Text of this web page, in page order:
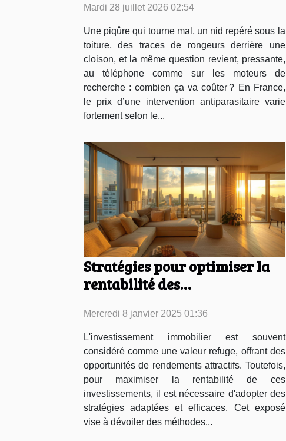
rencontré ?
Mardi 28 juillet 2026 02:54
Une piqûre qui tourne mal, un nid repéré sous la
toiture, des traces de rongeurs derrière une
cloison, et la même question revient, pressante,
au téléphone comme sur les moteurs de
recherche : combien ça va coûter ? En France,
le prix d’une intervention antiparasitaire varie
fortement selon le...
Stratégies pour optimiser la
rentabilité des
Mercredi 8 janvier 2025 01:36
L'investissement immobilier est souvent
considéré comme une valeur refuge, offrant des
opportunités de rendements attractifs. Toutefois,
pour maximiser la rentabilité de ces
investissements, il est nécessaire d'adopter des
stratégies adaptées et efficaces. Cet exposé
vise à dévoiler des méthodes...